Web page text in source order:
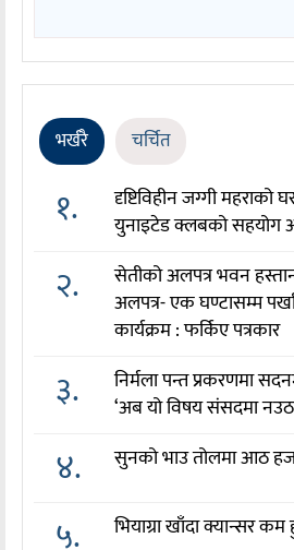
भर्खरै चर्चित
१.
दृष्टिविहीन जग्गी महराको
युनाइटेड क्लबको सहयोग
२.
सेतीको अलपत्र भवन
अलपत्र- एक घण्टासम्म
कार्यक्रम : फर्किए पत्रकार
३.
निर्मला पन्त प्रकरणमा
‘अब यो विषय संसदमा
४. सुनको भाउ तोलमा आठ
५. भियाग्रा खाँदा क्यान्सर